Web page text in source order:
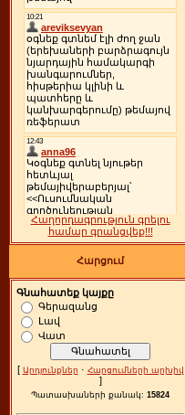
Հաղորդագրություն գրելու
համար գրանցվեք!!!
Հարցում
Գնահատեք կայքը
Գերազանց
Լավ
Վատ
[ Արդյունքներ · Հարցումների արխիվ
]
Պատասխաների քանակ: 15824